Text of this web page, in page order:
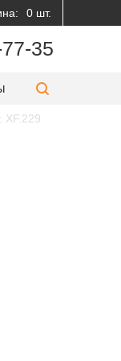
0 шт.
35
XF.229